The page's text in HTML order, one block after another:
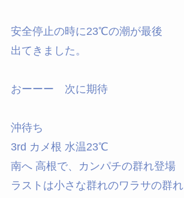
安全停止の時に23℃の潮が最後
出てきました。
おーーー 次に期待
沖待ち
3rd カメ根 水温23℃
南へ 高根で、カンパチの群れ登場
ラストは小さな群れのワラサの群れ